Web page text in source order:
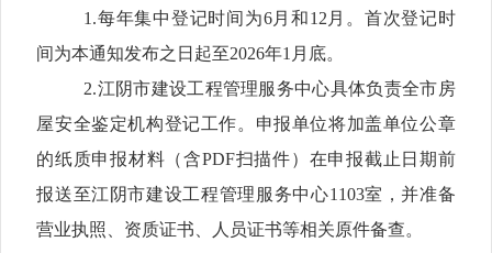
1.每年集中登记时间为6月和12 月。首次登记时
间为本通知发布之日起至2026年1 月底。
2.江阴市建设工程管理服务中心具体负责全市房
屋安全鉴定机构登记工作。 申报单位将加盖单位公章
的纸质申报材料（含PDF扫描件）在申报截止日期前
报送至江阴市建设工程管理服务中心1103室，并准备
营业执照、资质证书、人员证书等相关原件备查。